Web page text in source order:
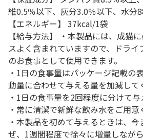
維0.5％以下、灰分3.0％以下、水分
【エネルギー】 37kcal/1袋
【給与方法】 ・本製品には、成猫
スよく含まれていますので、ドライ
のお食事として使用できます。
・1日の食事量はパッケージ記載の
動量に合わせて与える量を加減して
・1日の食事量を2回程度に分けて与
・常に清潔で新鮮な飲み水をご用意
・本製品を初めて与えるときは、
ぜ、1週間程度で徐々に増量しなが